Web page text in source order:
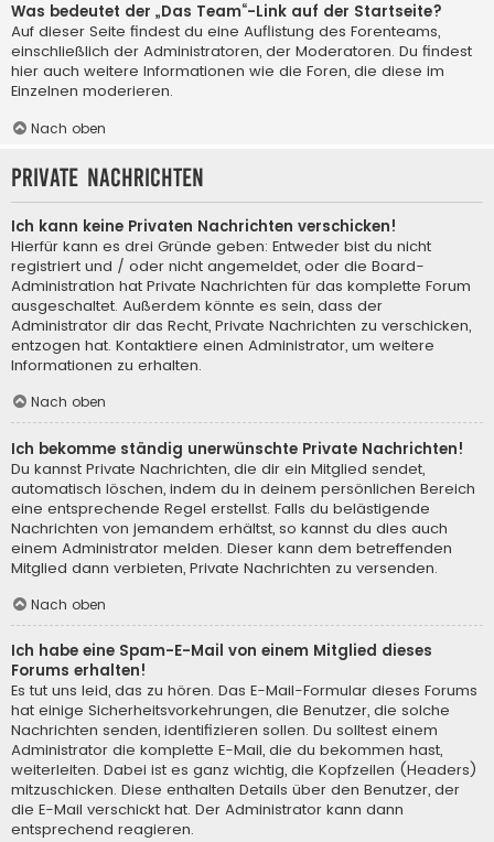
Was bedeutet der „Das Team“-Link auf der Startseite?
Auf dieser Seite findest du eine Auflistung des Forenteams,
einschließlich der Administratoren, der Moderatoren. Du findest
hier auch weitere Informationen wie die Foren, die diese im
Einzelnen moderieren.
Nach oben
Private Nachrichten
Ich kann keine Privaten Nachrichten verschicken!
Hierfür kann es drei Gründe geben: Entweder bist du nicht
registriert und / oder nicht angemeldet, oder die Board-
Administration hat Private Nachrichten für das komplette Forum
ausgeschaltet. Außerdem könnte es sein, dass der
Administrator dir das Recht, Private Nachrichten zu verschicken,
entzogen hat. Kontaktiere einen Administrator, um weitere
Informationen zu erhalten.
Nach oben
Ich bekomme ständig unerwünschte Private Nachrichten!
Du kannst Private Nachrichten, die dir ein Mitglied sendet,
automatisch löschen, indem du in deinem persönlichen Bereich
eine entsprechende Regel erstellst. Falls du belästigende
Nachrichten von jemandem erhältst, so kannst du dies auch
einem Administrator melden. Dieser kann dem betreffenden
Mitglied dann verbieten, Private Nachrichten zu versenden.
Nach oben
Ich habe eine Spam-E-Mail von einem Mitglied dieses
Forums erhalten!
Es tut uns leid, das zu hören. Das E-Mail-Formular dieses Forums
hat einige Sicherheitsvorkehrungen, die Benutzer, die solche
Nachrichten senden, identifizieren sollen. Du solltest einem
Administrator die komplette E-Mail, die du bekommen hast,
weiterleiten. Dabei ist es ganz wichtig, die Kopfzeilen (Headers)
mitzuschicken. Diese enthalten Details über den Benutzer, der
die E-Mail verschickt hat. Der Administrator kann dann
entsprechend reagieren.